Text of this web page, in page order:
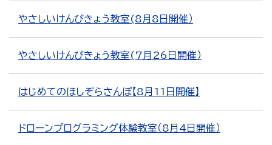
やさしいけんびきょう教室(8月8日開催）
やさしいけんびきょう教室(7月26日開催）
はじめてのほしぞらさんぽ【8月11日開催】
ドローンプログラミング体験教室（8月4日開催）